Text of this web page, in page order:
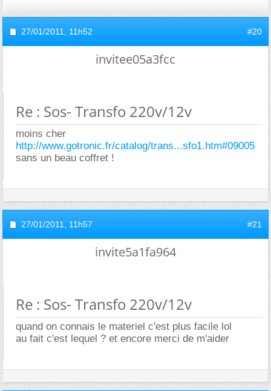
27/01/2011, 11h52 #20
invitee05a3fcc
Re : Sos- Transfo 220v/12v
moins cher
http://www.gotronic.fr/catalog/trans...sfo1.htm#09005
sans un beau coffret !
27/01/2011, 11h57 #21
invite5a1fa964
Re : Sos- Transfo 220v/12v
quand on connais le materiel c'est plus facile lol
au fait c'est lequel ? et encore merci de m'aider